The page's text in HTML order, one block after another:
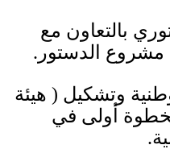
بالتعاون مع
مشروع الدستور .
وتشكيل ( هيئة
أولى في
.